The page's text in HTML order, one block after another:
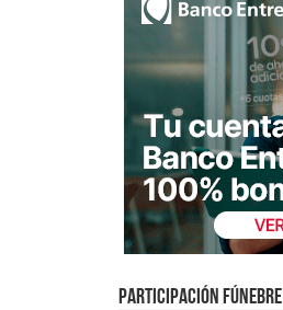
Participación fúnebre